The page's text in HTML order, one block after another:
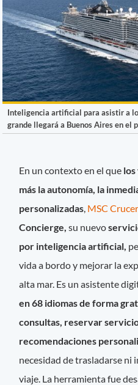
Inteligencia artificial para asistir a
grande llegará a Buenos Aires en el
En un contexto en el que
más la autonomía, la
personalizadas MSC
Concierge, su nuevo
por inteligencia artificial,
vida a bordo y mejorar la
alta mar. Es un asistente
en 68 idiomas de forma
consultas, reservar
recomendaciones
necesidad de trasladarse
viaje. La herramienta fue